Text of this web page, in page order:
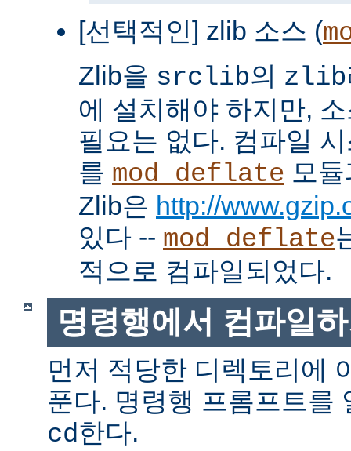
[선택적인] zlib 소스 (
Zlib을 srclib의 zlib
에 설치해야 하지만,
필요는 없다. 컴파일
를 mod_deflate 모
Zlib은 http://
있다 -- mod_deflate
적으로 컴파일되었다.
명령행에서 컴파일
먼저 적당한 디렉토리에
푼다. 명령행 프롬프트를
cd한다.